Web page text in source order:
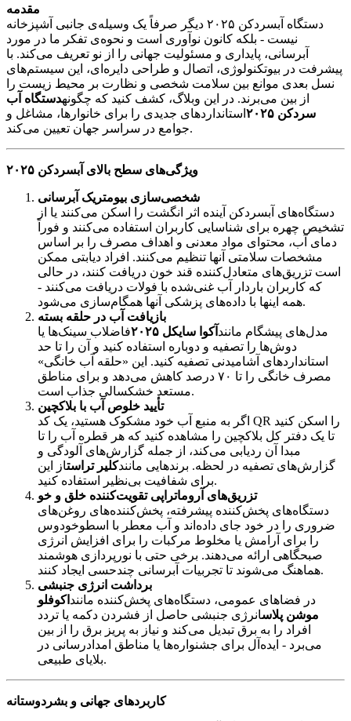
مقدمه
دستگاه آبسردکن ۲۰۲۵ دیگر صرفاً یک وسیله‌ی جانبی آشپزخانه
نیست - بلکه کانون نوآوری است و نحوه‌ی تفکر ما در مورد
آبرسانی، پایداری و مسئولیت جهانی را از نو تعریف می‌کند. با
پیشرفت در بیوتکنولوژی، اتصال و طراحی دایره‌ای، این سیستم‌های
نسل بعدی موانع بین سلامت شخصی و نظارت بر محیط زیست را
از بین می‌برند. در این وبلاگ، کشف کنید که چگونهدستگاه آب
سردکن ۲۰۲۵
استانداردهای جدیدی را برای خانوارها، مشاغل و
جوامع در سراسر جهان تعیین می‌کند.
ویژگی‌های سطح بالای آبسردکن ۲۰۲۵
شخصی‌سازی بیومتریک آبرسانی
دستگاه‌های آبسردکن آینده اثر انگشت را اسکن می‌کنند یا از
تشخیص چهره برای شناسایی کاربران استفاده می‌کنند و فوراً
دمای آب، محتوای مواد معدنی و اهداف مصرف را بر اساس
مشخصات سلامتی آنها تنظیم می‌کنند. افراد دیابتی ممکن
است تزریق‌های متعادل‌کننده قند خون دریافت کنند، در حالی
که کاربران باردار آب غنی‌شده با فولات دریافت می‌کنند -
همه اینها با داده‌های پزشکی آنها همگام‌سازی می‌شود.
بازیافت آب در حلقه بسته
مدل‌های پیشگام مانند آکوا سایکل ۲۰۲۵
فاضلاب سینک‌ها یا
دوش‌ها را تصفیه و دوباره استفاده کنید و آن را تا حد
استانداردهای آشامیدنی تصفیه کنید. این «حلقه آب خانگی»
مصرف خانگی را تا ۷۰ درصد کاهش می‌دهد و برای مناطق
مستعد خشکسالی جذاب است.
تأیید خلوص آب با بلاکچین
اگر به منبع آب خود مشکوک هستید، یک کد QR را اسکن کنید
تا یک دفتر کل بلاکچین را مشاهده کنید که هر قطره آب را تا
مبدا آن ردیابی می‌کند، از جمله گزارش‌های آلودگی و
گزارش‌های تصفیه در لحظه. برندهایی مانندکلیر تراستاز این
برای شفافیت بی‌نظیر استفاده کنید.
تزریق‌های آروماتراپی تقویت‌کننده خلق و خو
دستگاه‌های پخش‌کننده پیشرفته، پخش‌کننده‌های روغن‌های
ضروری را در خود جای داده‌اند و آب معطر با اسطوخودوس
را برای آرامش یا مخلوط مرکبات را برای افزایش انرژی
صبحگاهی ارائه می‌دهند. برخی حتی با نورپردازی هوشمند
هماهنگ می‌شوند تا تجربیات آبرسانی چندحسی ایجاد کنند.
برداشت انرژی جنبشی
در فضاهای عمومی، دستگاه‌های پخش‌کننده مانند اکوفلو
موشن پلاسانرژی جنبشی حاصل از فشردن دکمه یا تردد
افراد را به برق تبدیل می‌کند و نیاز به پریز برق را از بین
می‌برد - ایده‌آل برای جشنواره‌ها یا مناطق امدادرسانی در
بلایای طبیعی.
کاربردهای جهانی و بشردوستانه